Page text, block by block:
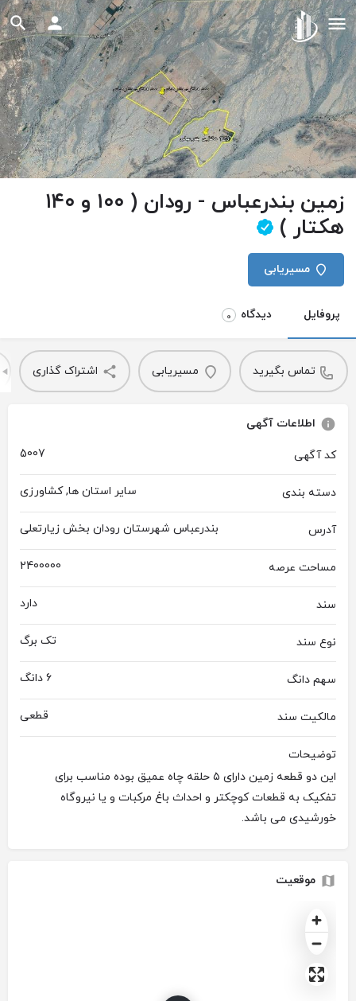
زمین بندرعباس - رودان ( ۱۰۰ و ۱۴۰
هکتار )
مسیریابی
پروفایل دیدگاه 0
تماس بگیرید مسیریابی اشتراک گذاری
اطلاعات آگهی
کد آگهی 5007
دسته بندی سایر استان ها, کشاورزی
آدرس بندرعباس شهرستان رودان بخش زیارتعلی
مساحت عرصه 2400000
سند دارد
نوع سند تک برگ
سهم دانگ 6 دانگ
مالکیت سند قطعی
توضیحات
این دو قطعه زمین دارای ۵ حلقه چاه عمیق بوده مناسب برای
تفکیک به قطعات کوچکتر و احداث باغ مرکبات و یا نیروگاه
خورشیدی می باشد.
موقعیت